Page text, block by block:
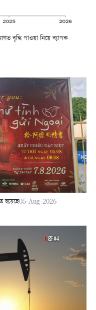
বৃদ্ধি পাওয়া নিয়ে ব্যাপক
হয়েছে05-Aug-2026